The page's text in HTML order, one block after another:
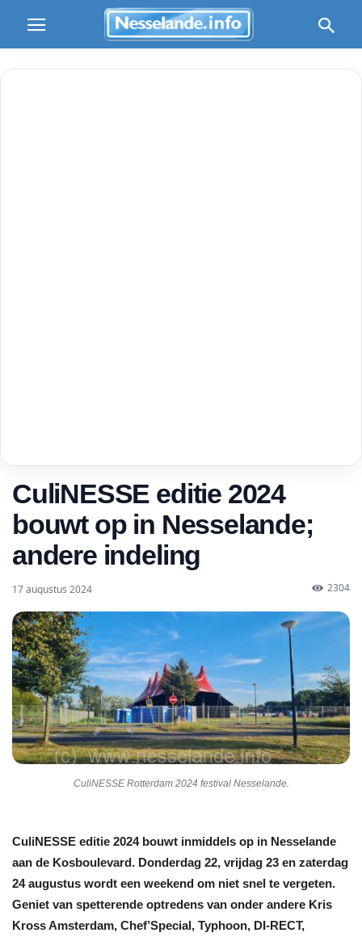
CuliNESSE editie 2024
bouwt op in Nesselande;
andere indeling
17 augustus 2024 2304
CuliNESSE Rotterdam 2024 festival Nesselande.
CuliNESSE editie 2024 bouwt inmiddels op in Nesselande
aan de Kosboulevard. Donderdag 22, vrijdag 23 en zaterdag
24 augustus wordt een weekend om niet snel te vergeten.
Geniet van spetterende optredens van onder andere Kris
Kross Amsterdam, Chef’Special, Typhoon, DI-RECT,